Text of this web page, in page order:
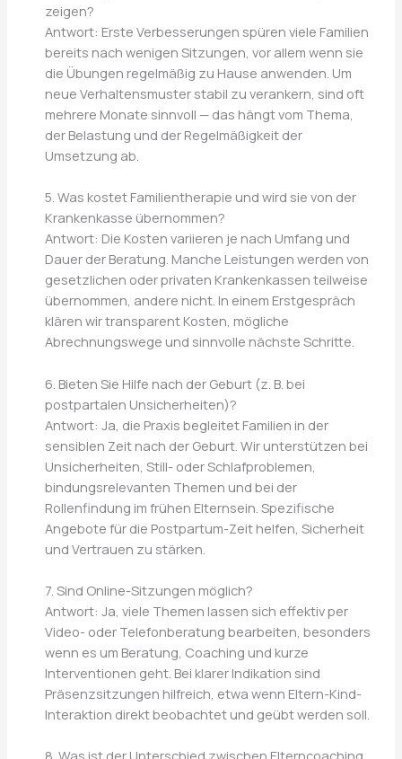
zeigen?
Antwort: Erste Verbesserungen spüren viele Familien
bereits nach wenigen Sitzungen, vor allem wenn sie
die Übungen regelmäßig zu Hause anwenden. Um
neue Verhaltensmuster stabil zu verankern, sind oft
mehrere Monate sinnvoll — das hängt vom Thema,
der Belastung und der Regelmäßigkeit der
Umsetzung ab.
5. Was kostet Familientherapie und wird sie von der
Krankenkasse übernommen?
Antwort: Die Kosten variieren je nach Umfang und
Dauer der Beratung. Manche Leistungen werden von
gesetzlichen oder privaten Krankenkassen teilweise
übernommen, andere nicht. In einem Erstgespräch
klären wir transparent Kosten, mögliche
Abrechnungswege und sinnvolle nächste Schritte.
6. Bieten Sie Hilfe nach der Geburt (z. B. bei
postpartalen Unsicherheiten)?
Antwort: Ja, die Praxis begleitet Familien in der
sensiblen Zeit nach der Geburt. Wir unterstützen bei
Unsicherheiten, Still- oder Schlafproblemen,
bindungsrelevanten Themen und bei der
Rollenfindung im frühen Elternsein. Spezifische
Angebote für die Postpartum-Zeit helfen, Sicherheit
und Vertrauen zu stärken.
7. Sind Online-Sitzungen möglich?
Antwort: Ja, viele Themen lassen sich effektiv per
Video- oder Telefonberatung bearbeiten, besonders
wenn es um Beratung, Coaching und kurze
Interventionen geht. Bei klarer Indikation sind
Präsenzsitzungen hilfreich, etwa wenn Eltern-Kind-
Interaktion direkt beobachtet und geübt werden soll.